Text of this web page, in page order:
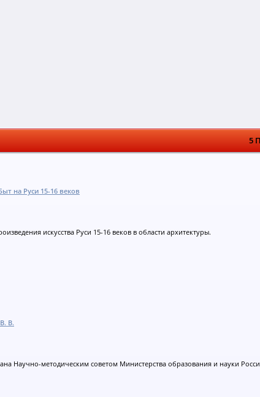
5
на Руси 15-16 веков
искусства Руси 15-16 веков в области архитектуры.
В.
Научно-методическим советом Министерства образования и науки